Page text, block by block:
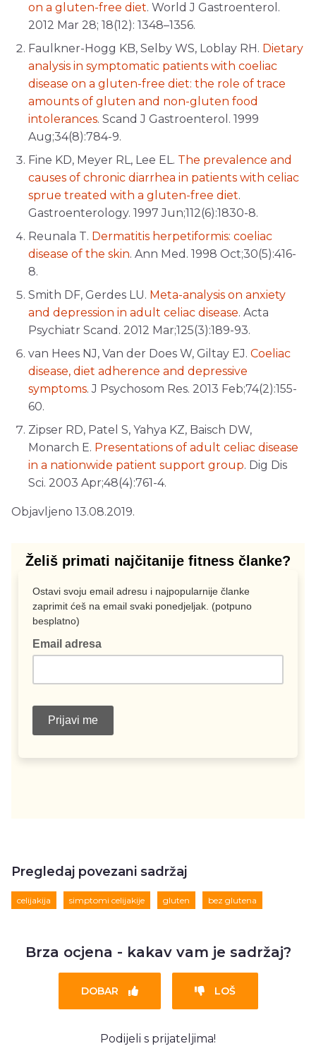
on a gluten-free diet. World J Gastroenterol.
2012 Mar 28; 18(12): 1348–1356.
Faulkner-Hogg KB, Selby WS, Loblay RH. Dietary
analysis in symptomatic patients with coeliac
disease on a gluten-free diet: the role of trace
amounts of gluten and non-gluten food
intolerances. Scand J Gastroenterol. 1999
Aug;34(8):784-9.
Fine KD, Meyer RL, Lee EL. The prevalence and
causes of chronic diarrhea in patients with celiac
sprue treated with a gluten-free diet.
Gastroenterology. 1997 Jun;112(6):1830-8.
Reunala T. Dermatitis herpetiformis: coeliac
disease of the skin. Ann Med. 1998 Oct;30(5):416-
8.
Smith DF, Gerdes LU. Meta-analysis on anxiety
and depression in adult celiac disease. Acta
Psychiatr Scand. 2012 Mar;125(3):189-93.
van Hees NJ, Van der Does W, Giltay EJ. Coeliac
disease, diet adherence and depressive
symptoms. J Psychosom Res. 2013 Feb;74(2):155-
60.
Zipser RD, Patel S, Yahya KZ, Baisch DW,
Monarch E. Presentations of adult celiac disease
in a nationwide patient support group. Dig Dis
Sci. 2003 Apr;48(4):761-4.
Objavljeno 13.08.2019.
Pregledaj povezani sadržaj
celijakija simptomi celijakije gluten bez glutena
Brza ocjena - kakav vam je sadržaj?
DOBAR LOŠ
Podijeli s prijateljima!